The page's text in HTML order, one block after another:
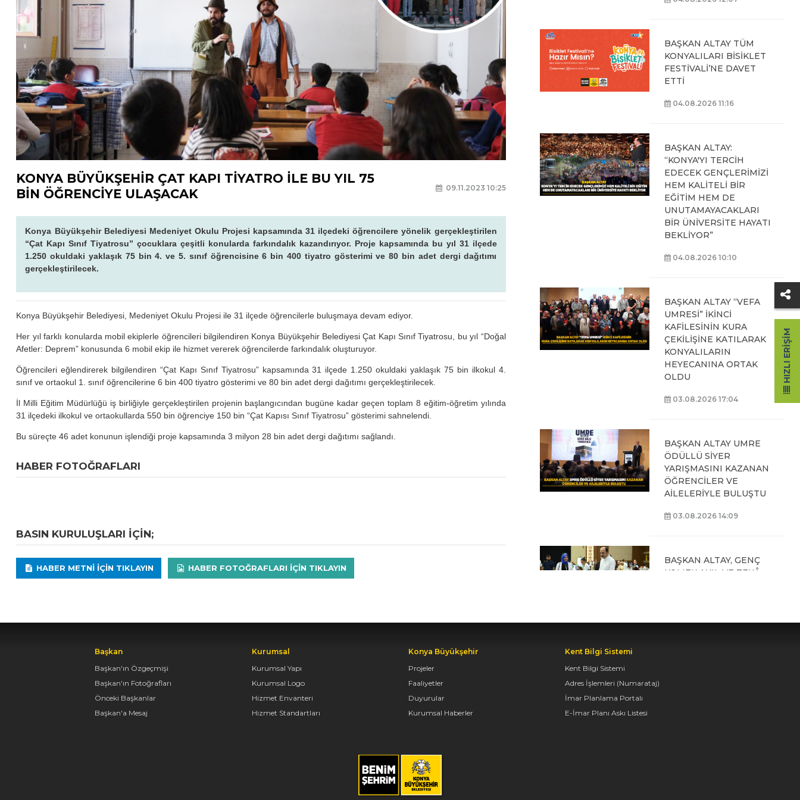
KONYA BÜYÜKŞEHİR ÇAT KAPI TİYATRO İLE BU YIL 75
BİN ÖĞRENCİYE ULAŞACAK
09.11.2023 10:25
Konya Büyükşehir Belediyesi Medeniyet Okulu Projesi kapsamında 31 ilçedeki öğrencilere yönelik gerçekleştirilen
“Çat Kapı Sınıf Tiyatrosu” çocuklara çeşitli konularda farkındalık kazandırıyor. Proje kapsamında bu yıl 31 ilçede
1.250 okuldaki yaklaşık 75 bin 4. ve 5. sınıf öğrencisine 6 bin 400 tiyatro gösterimi ve 80 bin adet dergi dağıtımı
gerçekleştirilecek.
Konya Büyükşehir Belediyesi, Medeniyet Okulu Projesi ile 31 ilçede öğrencilerle buluşmaya devam ediyor.
Her yıl farklı konularda mobil ekiplerle öğrencileri bilgilendiren Konya Büyükşehir Belediyesi Çat Kapı Sınıf Tiyatrosu, bu yıl “Doğal
Afetler: Deprem” konusunda 6 mobil ekip ile hizmet vererek öğrencilerde farkındalık oluşturuyor.
Öğrencileri eğlendirerek bilgilendiren “Çat Kapı Sınıf Tiyatrosu” kapsamında 31 ilçede 1.250 okuldaki yaklaşık 75 bin ilkokul 4.
sınıf ve ortaokul 1. sınıf öğrencilerine 6 bin 400 tiyatro gösterimi ve 80 bin adet dergi dağıtımı gerçekleştirilecek.
İl Milli Eğitim Müdürlüğü iş birliğiyle gerçekleştirilen projenin başlangıcından bugüne kadar geçen toplam 8 eğitim-öğretim yılında
31 ilçedeki ilkokul ve ortaokullarda 550 bin öğrenciye 150 bin “Çat Kapısı Sınıf Tiyatrosu” gösterimi sahnelendi.
Bu süreçte 46 adet konunun işlendiği proje kapsamında 3 milyon 28 bin adet dergi dağıtımı sağlandı.
HABER FOTOĞRAFLARI
BASIN KURULUŞLARI IÇIN;
HABER METNI IÇIN TIKLAYIN HABER FOTOĞRAFLARI IÇIN TIKLAYIN
BAŞKAN ALTAY TÜM
KONYALILARI BİSİKLET
FESTİVALİ’NE DAVET
ETTİ
04.08.2026 11:16
BAŞKAN ALTAY:
“KONYA'YI TERCİH
EDECEK GENÇLERİMİZİ
HEM KALİTELİ BİR
EĞİTİM HEM DE
UNUTAMAYACAKLARI
BİR ÜNİVERSİTE HAYATI
BEKLİYOR”
04.08.2026 10:10
BAŞKAN ALTAY “VEFA
UMRESİ” İKİNCİ
KAFİLESİNİN KURA
ÇEKİLİŞİNE KATILARAK
KONYALILARIN
HEYECANINA ORTAK
OLDU
03.08.2026 17:04
BAŞKAN ALTAY UMRE
ÖDÜLLÜ SİYER
YARIŞMASINI KAZANAN
ÖĞRENCİLER VE
AİLELERİYLE BULUŞTU
03.08.2026 14:09
BAŞKAN ALTAY, GENÇ
KOMEK AKIL VE ZEKÂ
HEYECANINI PAYLAŞTI
Başkan
Başkan'ın Özgeçmişi
Başkan'ın Fotoğrafları
Önceki Başkanlar
Başkan'a Mesaj
Kurumsal
Kurumsal Yapı
Kurumsal Logo
Hizmet Envanteri
Hizmet Standartları
Konya Büyükşehir
Projeler
Faaliyetler
Duyurular
Kurumsal Haberler
Kent Bilgi Sistemi
Kent Bilgi Sistemi
Adres İşlemleri (Numarataj)
İmar Planlama Portalı
E-İmar Planı Askı Listesi
HIZLI ERIŞIM